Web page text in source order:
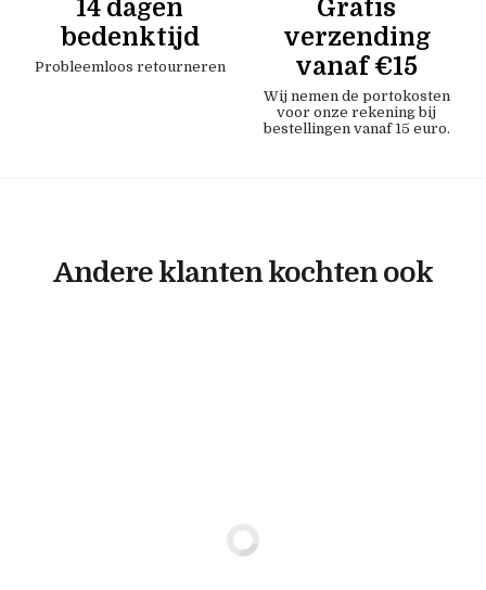
14 dagen
bedenktijd
Probleemloos retourneren
Gratis
verzending
vanaf €15
Wij nemen de portokosten
voor onze rekening bij
bestellingen vanaf 15 euro.
Andere klanten kochten ook